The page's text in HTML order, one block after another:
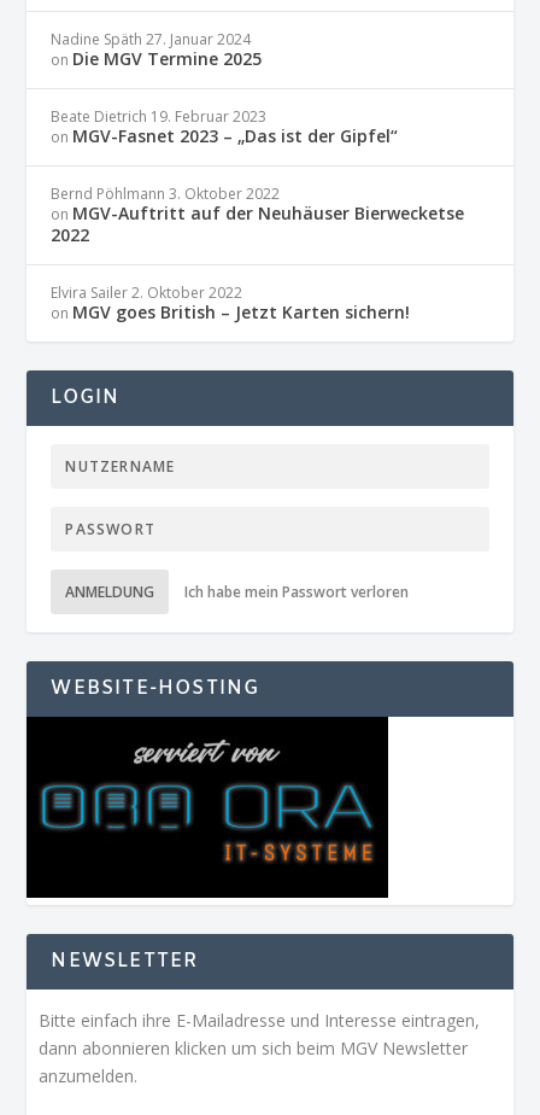
Nadine Späth 27. Januar 2024
on Die MGV Termine 2025
Beate Dietrich 19. Februar 2023
on MGV-Fasnet 2023 – „Das ist der Gipfel“
Bernd Pöhlmann 3. Oktober 2022
on MGV-Auftritt auf der Neuhäuser Bierwecketse
2022
Elvira Sailer 2. Oktober 2022
on MGV goes British – Jetzt Karten sichern!
LOGIN
ANMELDUNG Ich habe mein Passwort verloren
WEBSITE-HOSTING
NEWSLETTER
Bitte einfach ihre E-Mailadresse und Interesse eintragen,
dann abonnieren klicken um sich beim MGV Newsletter
anzumelden.